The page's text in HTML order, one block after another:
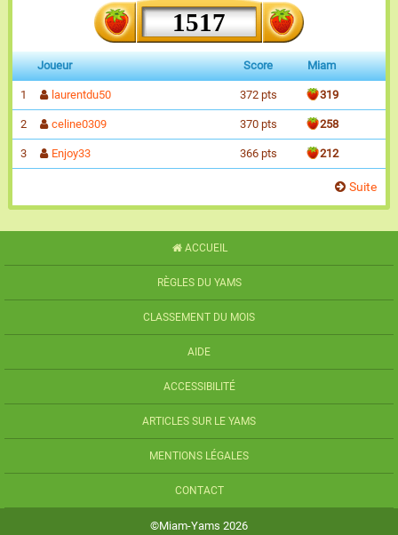
1517
Joueur Score Miam
1 laurentdu50 372 pts 319
2 celine0309 370 pts 258
3 Enjoy33 366 pts 212
Suite
ACCUEIL
RÈGLES DU YAMS
CLASSEMENT DU MOIS
AIDE
ACCESSIBILITÉ
ARTICLES SUR LE YAMS
MENTIONS LÉGALES
CONTACT
©Miam-Yams 2026